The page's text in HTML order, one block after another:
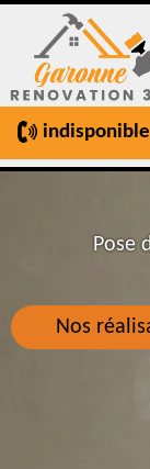
indisponible
Nos
Pose